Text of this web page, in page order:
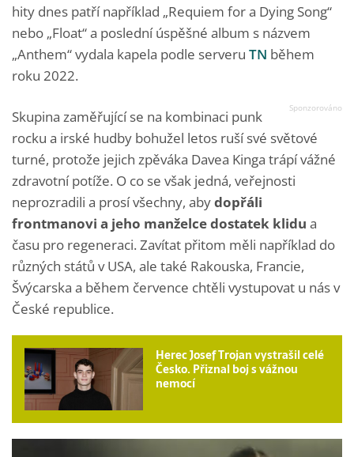
hity dnes patří například „Requiem for a Dying Song“
nebo „Float“ a poslední úspěšné album s názvem
„Anthem“ vydala kapela podle serveru TN během
roku 2022.
Skupina zaměřující se na kombinaci punk
rocku a irské hudby bohužel letos ruší své světové
turné, protože jejich zpěváka Davea Kinga trápí vážné
zdravotní potíže. O co se však jedná, veřejnosti
neprozradili a prosí všechny, abydopřáli
frontmanovi a jeho manželce dostatek klidu a
času pro regeneraci. Zavítat přitom měli například do
různých států v USA, ale také Rakouska, Francie,
Švýcarska a během července chtěli vystupovat u nás v
České republice.
Herec Josef Trojan vystrašil celé
Česko. Přiznal boj s vážnou
nemocí